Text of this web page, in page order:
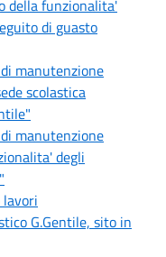
della funzionalita'
di guasto
manutenzione
scolastica
manutenzione
degli
G.Gentile, sito in